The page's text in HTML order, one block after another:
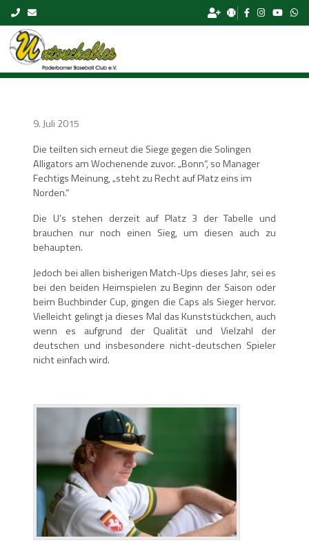
Skip to content
9. Juli 2015
Die teilten sich erneut die Siege gegen die Solingen
Alligators am Wochenende zuvor. „Bonn“, so Manager
Fechtigs Meinung, „steht zu Recht auf Platz eins im
Norden.“
Die U’s stehen derzeit auf Platz 3 der Tabelle und
brauchen nur noch einen Sieg, um diesen auch zu
behaupten.
Jedoch bei allen bisherigen Match-Ups dieses Jahr, sei es
bei den beiden Heimspielen zu Beginn der Saison oder
beim Buchbinder Cup, gingen die Caps als Sieger hervor.
Vielleicht gelingt ja dieses Mal das Kunststückchen, auch
wenn es aufgrund der Qualität und Vielzahl der
deutschen und insbesondere nicht-deutschen Spieler
nicht einfach wird.